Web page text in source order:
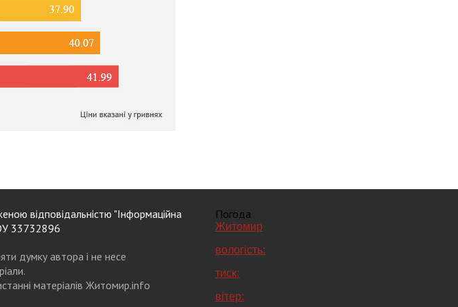
відповідальністю "Інформаційна
33732896
думку автора і не несе
матеріалів Житомир.info
Погода
Житомир
вологість:
тиск:
вітер: